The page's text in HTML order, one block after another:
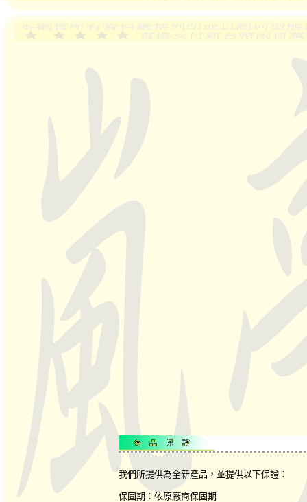
我們所提供為全新產品，並提供以下保證：
保固期：依原廠商保固期